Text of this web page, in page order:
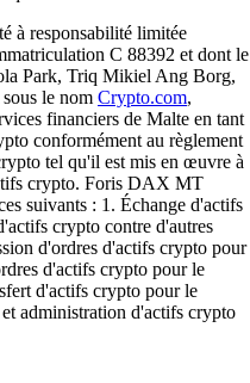
à responsabilité limitée
C 88392 et dont le
Park, Triq Mikiel Ang Borg,
le nom Crypto.com,
financiers de Malte en tant
conformément au règlement
tel qu'il est mis en œuvre à
crypto. Foris DAX MT
suivants : 1. Échange d'actifs
crypto contre d'autres
d'ordres d'actifs crypto pour
d'actifs crypto pour le
d'actifs crypto pour le
administration d'actifs crypto